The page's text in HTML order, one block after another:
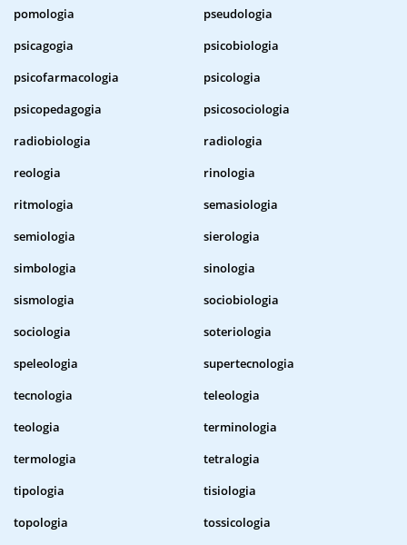
pomologia
pseudologia
psicagogia
psicobiologia
psicofarmacologia
psicologia
psicopedagogia
psicosociologia
radiobiologia
radiologia
reologia
rinologia
ritmologia
semasiologia
semiologia
sierologia
simbologia
sinologia
sismologia
sociobiologia
sociologia
soteriologia
speleologia
supertecnologia
tecnologia
teleologia
teologia
terminologia
termologia
tetralogia
tipologia
tisiologia
topologia
tossicologia